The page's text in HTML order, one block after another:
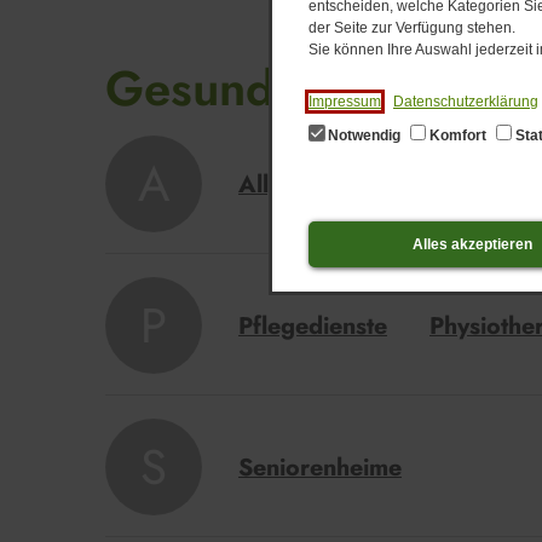
entscheiden, welche Kategorien
der Seite zur Verfügung stehen.
Sie können Ihre Auswahl jederzeit
Impressum
Datenschutzerklärung
Notwendig
Komfort
Alles akzeptieren
Gesundheit
Allgemeinmediziner
Pflegedienste
Seniorenheime